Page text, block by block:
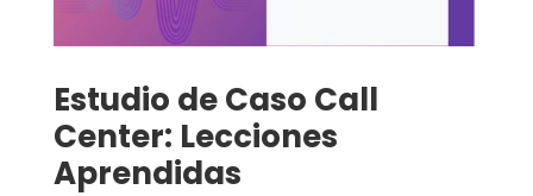
Estudio de Caso Call
Center: Lecciones
Aprendidas